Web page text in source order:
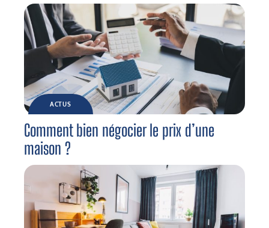
ACTUS
Comment bien négocier le prix d’une
maison ?